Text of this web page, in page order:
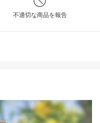
不適切な商品を報告